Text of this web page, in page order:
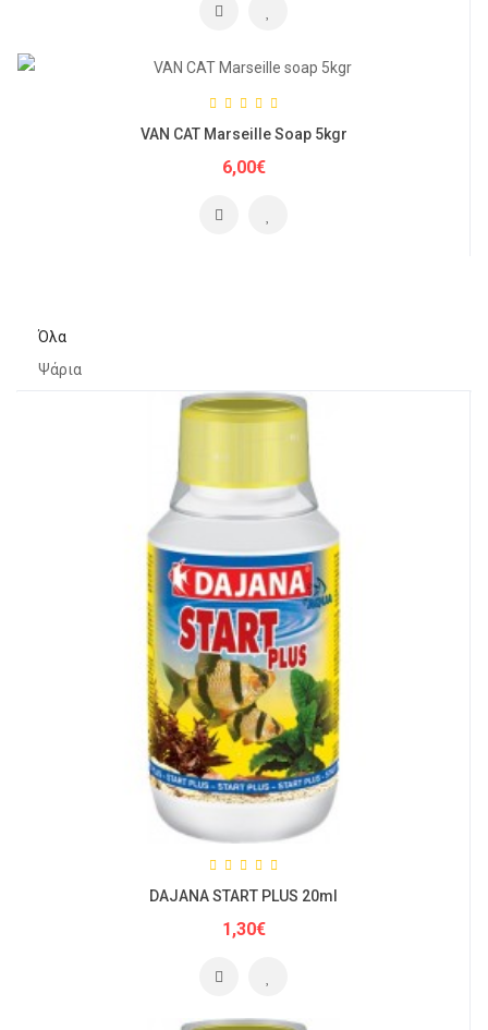
VAN CAT Marseille Soap 5kgr
6,00€
Όλα
Ψάρια
DAJANA START PLUS 20ml
1,30€